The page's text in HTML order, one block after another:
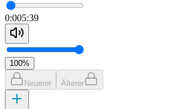
0:005:39
100%
Neuerer Älterer